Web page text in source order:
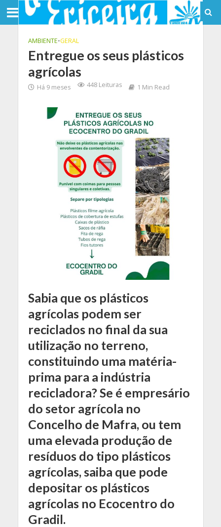
AMBIENTE•GERAL
Entregue os seus plásticos
agrícolas
Há 9 meses 448 Leituras 1 Min Read
Sabia que os plásticos
agrícolas podem ser
reciclados no final da sua
utilização no terreno,
constituindo uma matéria-
prima para a indústria
recicladora? Se é empresário
do setor agrícola no
Concelho de Mafra, ou tem
uma elevada produção de
resíduos do tipo plásticos
agrícolas, saiba que pode
depositar os plásticos
agrícolas no Ecocentro do
Gradil.